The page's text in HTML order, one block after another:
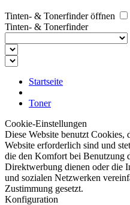
Tinten- & Tonerfinder öffnen
Tinten- & Tonerfinder
Startseite
Toner
Cookie-Einstellungen
Diese Website benutzt Cookies,
Website erforderlich sind und
die den Komfort bei Benutzung
Direktwerbung dienen oder die
und sozialen Netzwerken
Zustimmung gesetzt.
Konfiguration